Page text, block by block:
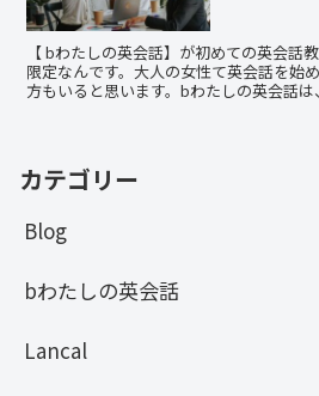
【 bわたしの英会話】が初めての英会話
限定なんです。大人の女性て英会話を始
方もいると思います。bわたしの英会話
カテゴリー
Blog
bわたしの英会話
Lancal